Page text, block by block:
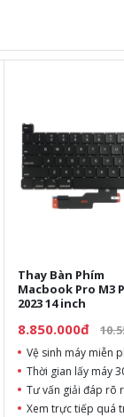
Thay Bàn Phím
Macbook Pro M3
2023 14 inch
8.850.000đ
Vệ sinh máy miễn
Thời gian lấy máy
Tư vấn giải đáp rõ
Xem trực tiếp quá